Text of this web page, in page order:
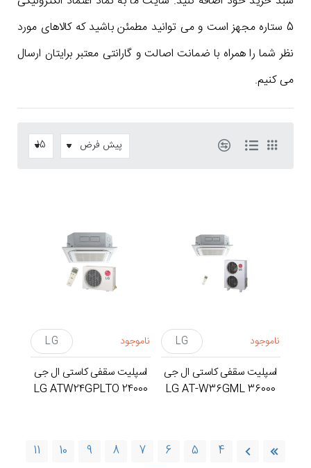
5 ستاره مجهز است و می توانید مطمئن باشید که کالاهای مورد
نظر شما را همراه با ضمانت اصالت و گارانتی معتبر برایتان ارسال
می کنیم.
ناموجود LG
اسپلیت سقفی کاستی ال جی
36000 LG AT-W36GML
ناموجود LG
اسپلیت سقفی کاستی ال جی
24000 LG ATW24GPLTO
4
5
6
7
8
9
10
11